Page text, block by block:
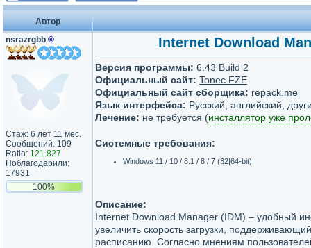
Автор
nsrazrgbb ®
Стаж: 6 лет 11 мес.
Сообщений: 109
Ratio: 121.827
Поблагодарили:
17931
100%
Internet Download
Версия программы: 6.43 Build 2
Официальный сайт: Tonec FZE
Официальный сайт сборщика: repack.me
Язык интерфейса: Русский, английский,
Лечение: не требуется (инсталлятор уже
Системные требования:
Windows 11 / 10 / 8.1 / 8 / 7 (32|64-bit)
Описание:
Internet Download Manager (IDM) – удобный
увеличить скорость загрузки,
расписанию. Согласно мнениям